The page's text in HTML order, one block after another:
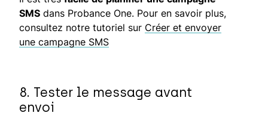
SMS dans Probance One. Pour en savoir plus,
consultez notre tutoriel sur Créer et envoyer
une campagne SMS
8. Tester le message avant
envoi